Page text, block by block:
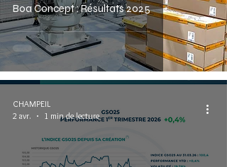
Boa Concept : Résultats 2025
CHAMPEIL
2 avr.
1 min de lecture